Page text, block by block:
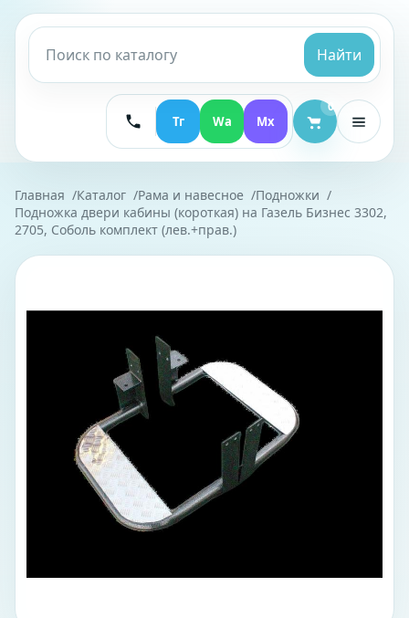
Найти
Тг Wa Mx
0
Главная Каталог Рама и навесное
Подножки
Подножка двери кабины (короткая) на Газель Бизнес 3302,
2705, Соболь комплект (лев.+прав.)